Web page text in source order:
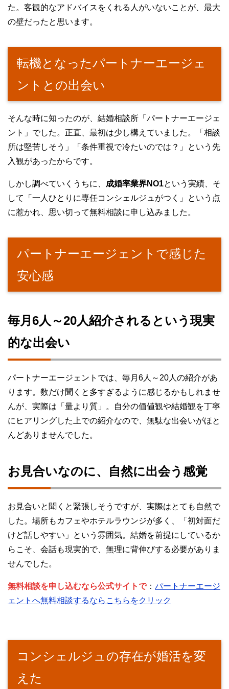
た。客観的なアドバイスをくれる人がいないことが、最大
の壁だったと思います。
転機となったパートナーエージェ
ントとの出会い
そんな時に知ったのが、結婚相談所「パートナーエージェ
ント」でした。正直、最初は少し構えていました。「相談
所は堅苦しそう」「条件重視で冷たいのでは？」という先
入観があったからです。
しかし調べていくうちに、 成婚率業界NO1という実績、そ
して「一人ひとりに専任コンシェルジュがつく」という点
に惹かれ、思い切って無料相談に申し込みました。
パートナーエージェントで感じた
安心感
毎月6人～20人紹介されるという現実
的な出会い
パートナーエージェントでは、毎月6人～20人の紹介があ
ります。数だけ聞くと多すぎるように感じるかもしれませ
んが、実際は「量より質」。自分の価値観や結婚観を丁寧
にヒアリングした上での紹介なので、無駄な出会いがほと
んどありませんでした。
お見合いなのに、自然に出会う感覚
お見合いと聞くと緊張しそうですが、実際はとても自然で
した。場所もカフェやホテルラウンジが多く、「初対面だ
けど話しやすい」という雰囲気。結婚を前提にしているか
らこそ、会話も現実的で、無理に背伸びする必要がありま
せんでした。
無料相談を申し込むなら公式サイトで： パートナーエージ
ェントへ無料相談するならこちらをクリック
コンシェルジュの存在が婚活を変
えた